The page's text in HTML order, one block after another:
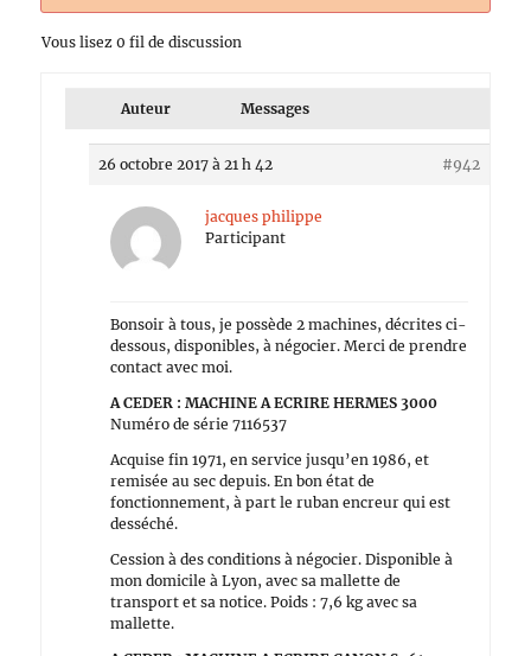
Vous lisez 0 fil de discussion
Auteur Messages
26 octobre 2017 à 21 h 42 #942
jacques philippe
Participant
Bonsoir à tous, je possède 2 machines, décrites ci-
dessous, disponibles, à négocier. Merci de prendre
contact avec moi.
A CEDER : MACHINE A ECRIRE HERMES 3000
Numéro de série 7116537
Acquise fin 1971, en service jusqu’en 1986, et
remisée au sec depuis. En bon état de
fonctionnement, à part le ruban encreur qui est
desséché.
Cession à des conditions à négocier. Disponible à
mon domicile à Lyon, avec sa mallette de
transport et sa notice. Poids : 7,6 kg avec sa
mallette.